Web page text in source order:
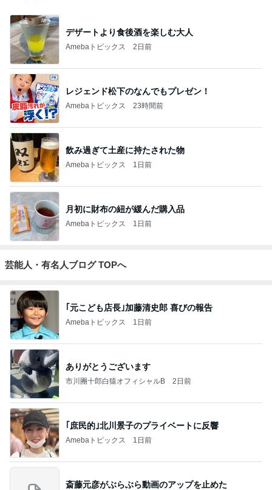
デザートより食後酒を楽しむ大人
Amebaトピックス 2日前
レジェンド松下のなんでもプレゼン！
Amebaトピックス 23時間前
飲み過ぎて土産に持たされた物
Amebaトピックス 1日前
月初に財布の紐が緩んだ購入品
Amebaトピックス 1日前
芸能人・有名人ブログ TOPへ
｢元こども店長｣加藤清史郎 喜びの報告
Amebaトピックス 1日前
ありがとうございます
市川團十郎白猿オフィシャルB 2日前
｢庶民的｣北川景子のプライベートに反響
Amebaトピックス 1日前
斎藤元彦がぶらぶら動画のアップを止めた